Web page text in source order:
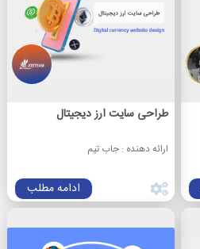
طراحی سایت ارز دیجیتال
ارائه دهنده : جاب تیم
ادامه مطلب